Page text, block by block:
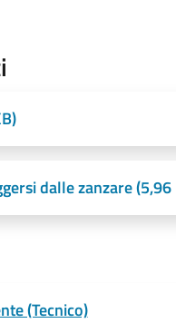
dalle zanzare (5,96
(Tecnico)